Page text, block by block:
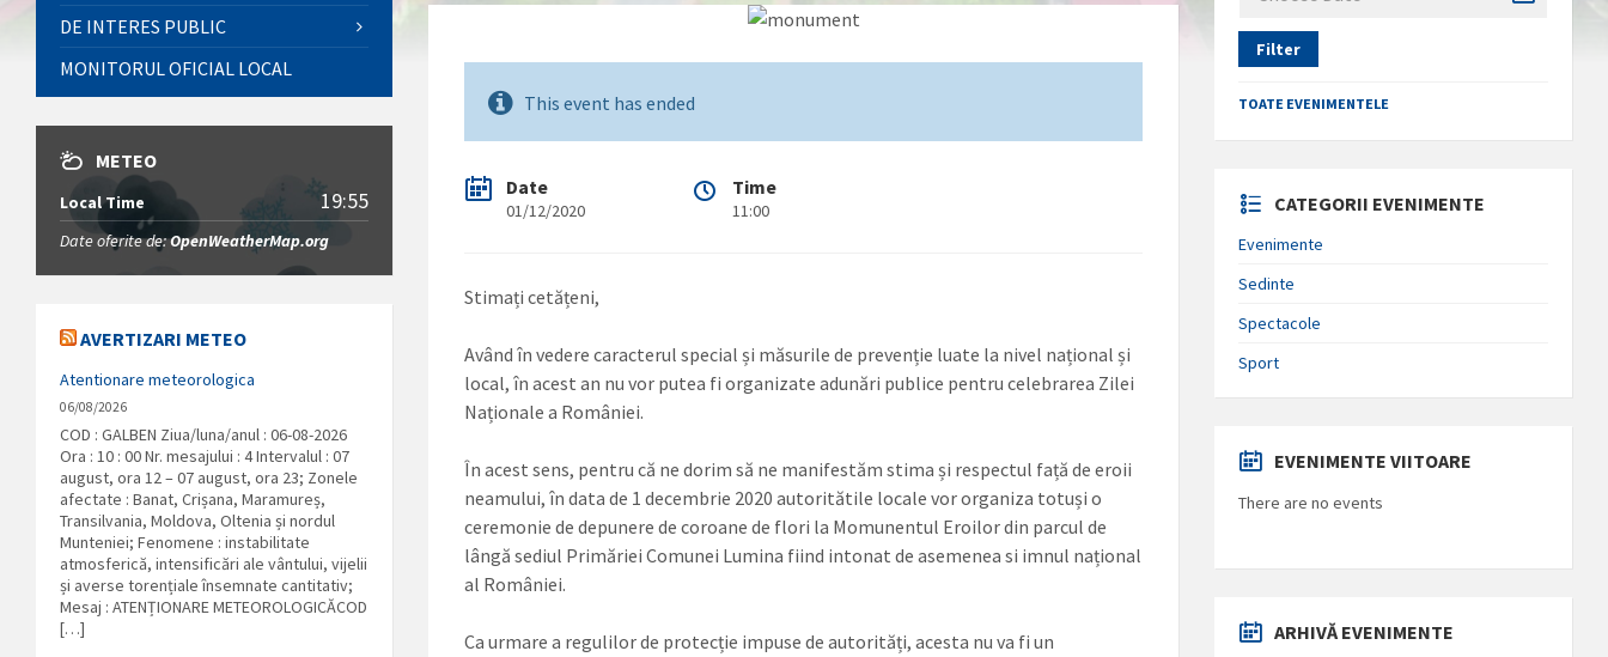
This event has ended
Date
01/12/2020
Time
11:00
Stimați cetățeni,
Având în vedere caracterul special și măsurile de prevenție luate la nivel național și
local, în acest an nu vor putea fi organizate adunări publice pentru celebrarea Zilei
Naționale a României.
În acest sens, pentru că ne dorim să ne manifestăm stima și respectul față de eroii
neamului, în data de 1 decembrie 2020 autoritătile locale vor organiza totuși o
ceremonie de depunere de coroane de flori la Momunentul Eroilor din parcul de
lângă sediul Primăriei Comunei Lumina fiind intonat de asemenea si imnul național
al României.
Ca urmare a regulilor de protecție impuse de autorități, acesta nu va fi un
DE INTERES PUBLIC
MONITORUL OFICIAL LOCAL
METEO
Local Time 19:55
Date oferite de:OpenWeatherMap.org
AVERTIZARI METEO
Atentionare meteorologica
06/08/2026
COD : GALBEN Ziua/luna/anul : 06-08-2026
Ora : 10 : 00 Nr. mesajului : 4 Intervalul : 07
august, ora 12 – 07 august, ora 23; Zonele
afectate : Banat, Crișana, Maramureș,
Transilvania, Moldova, Oltenia și nordul
Munteniei; Fenomene : instabilitate
atmosferică, intensificări ale vântului, vijelii
și averse torențiale însemnate cantitativ;
Mesaj : ATENȚIONARE METEOROLOGICĂCOD
[…]
Filter
TOATE EVENIMENTELE
CATEGORII EVENIMENTE
Evenimente
Sedinte
Spectacole
Sport
EVENIMENTE VIITOARE
There are no events
ARHIVĂ EVENIMENTE